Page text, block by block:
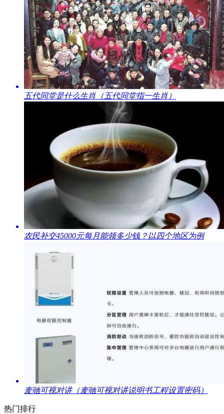
​五代同堂是什么生肖（五代同堂指一生肖）
​农民补交45000元每月能领多少钱？以四个地区为例
​麦驰可视对讲（麦驰可视对讲说明书工程设置密码）
热门排行